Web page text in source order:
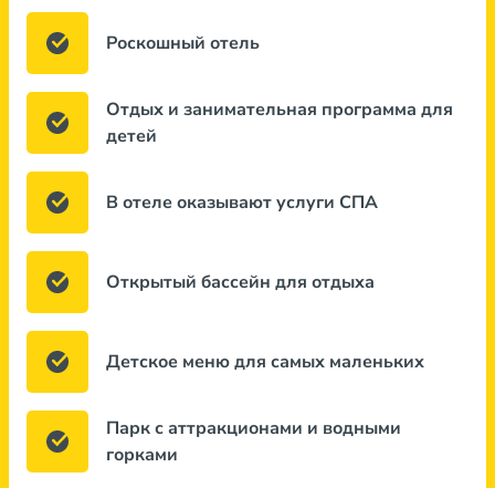
Роскошный отель
Отдых и занимательная программа для
детей
В отеле оказывают услуги СПА
Открытый бассейн для отдыха
Детское меню для самых маленьких
Парк с аттракционами и водными
горками